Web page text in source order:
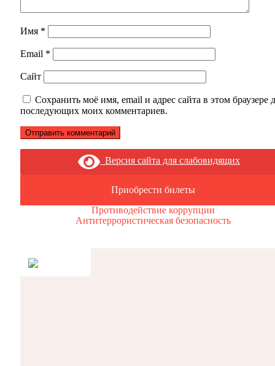
Имя *
Email *
Сайт
Сохранить моё имя, email и адрес сайта в этом браузере
последующих моих комментариев.
Версия сайта для слабовидящих
Приобрести билеты
Противодействие коррупции
Антитеррористическая безопасность